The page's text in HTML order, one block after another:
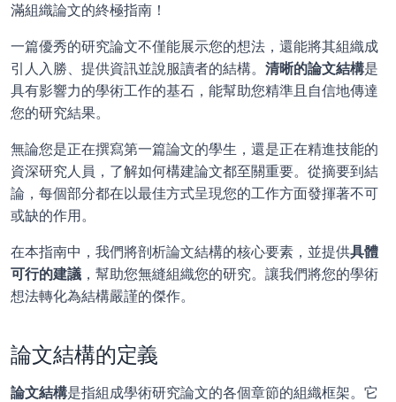
滿組織論文的終極指南！
一篇優秀的研究論文不僅能展示您的想法，還能將其組織成
引人入勝、提供資訊並說服讀者的結構。 清晰的論文結構是
具有影響力的學術工作的基石，能幫助您精準且自信地傳達
您的研究結果。
無論您是正在撰寫第一篇論文的學生，還是正在精進技能的
資深研究人員，了解如何構建論文都至關重要。從摘要到結
論，每個部分都在以最佳方式呈現您的工作方面發揮著不可
或缺的作用。
在本指南中，我們將剖析論文結構的核心要素，並提供具體
可行的建議 ，幫助您無縫組織您的研究。讓我們將您的學術
想法轉化為結構嚴謹的傑作。
論文結構的定義
論文結構是指組成學術研究論文的各個章節的組織框架。它